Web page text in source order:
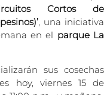
Cortos de
, una iniciativa
en el parque La
sus cosechas
hoy, viernes 15 de